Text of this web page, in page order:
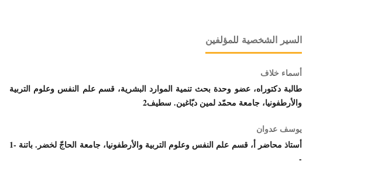
السير الشخصية للمؤلفين
أسماء خلاف
طالبة دكتوراه، عضو وحدة بحث تنمية الموارد البشرية، قسم علم النفس وعلوم التربية
والأرطفونيا، جامعة محمّد لمين دبّاغين. سطيف2
يوسف عدوان
أستاذ محاضر أ،
قسم علم النفس وعلوم التربية والأرطفونيا، جامعة الحاجّ لخضر. باتنة -1
-